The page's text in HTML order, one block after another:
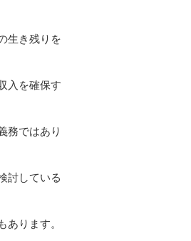
生き残りを
入を確保す
務ではあり
討している
ります。